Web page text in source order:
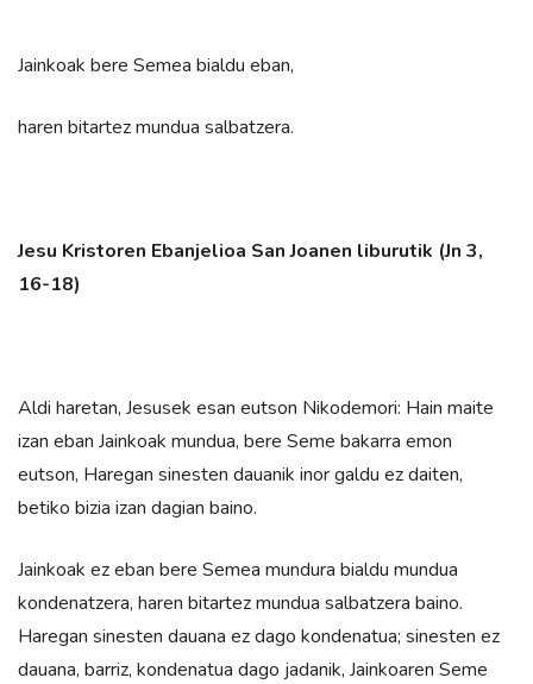
Jainkoak bere Semea bialdu eban,
haren bitartez mundua salbatzera.
Jesu Kristoren Ebanjelioa San Joanen liburutik (Jn 3,
16-18)
Aldi haretan, Jesusek esan eutson Nikodemori: Hain maite
izan eban Jainkoak mundua, bere Seme bakarra emon
eutson, Haregan sinesten dauanik inor galdu ez daiten,
betiko bizia izan dagian baino.
Jainkoak ez eban bere Semea mundura bialdu mundua
kondenatzera, haren bitartez mundua salbatzera baino.
Haregan sinesten dauana ez dago kondenatua; sinesten ez
dauana, barriz, kondenatua dago jadanik, Jainkoaren Seme